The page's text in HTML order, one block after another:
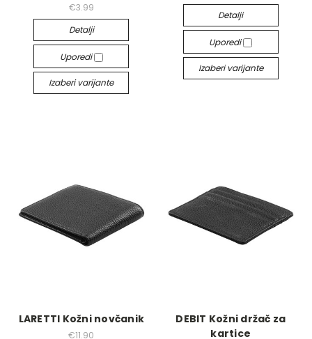
€3.99
Detalji
Uporedi
Izaberi varijante
Detalji
Uporedi
Izaberi varijante
LARETTI Kožni novčanik
€11.90
DEBIT Kožni držač za
kartice